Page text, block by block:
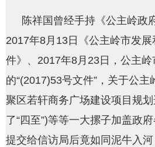
陈祥国曾经手持《公主岭政
2017年8月13日《公主岭市发
件》、2017年8月23日，公主
的“(2017)53号文件”，关于公
聚区若轩商务广场建设项目规
了“四至”)等等一大摞子加盖政
提交给信访局后竟如同泥牛入